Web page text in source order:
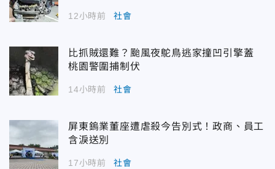
12小時前 社會
比抓賊還難？颱風夜鴕鳥逃家撞凹引擎蓋
桃園警圍捕制伏
14小時前 社會
屏東鎢業董座遭虐殺今告別式！政商、員工
含淚送別
17小時前 社會